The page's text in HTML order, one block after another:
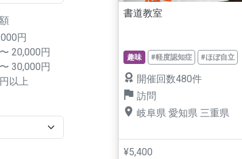
円
20,000円
30,000円
以上
書道教室
趣味 #軽度認知症 #ほぼ自立
開催回数480件
訪問
岐阜県 愛知県 三重県
¥5,400